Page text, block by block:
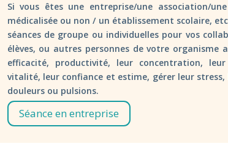
Si vous êtes une entreprise/une association/
médicalisée ou non / un établissement scolaire,
séances de groupe ou individuelles pour vos
élèves, ou autres personnes de votre organisme
efficacité, productivité, leur concentration,
vitalité, leur confiance et estime, gérer leur
douleurs ou pulsions.
Séance en entreprise